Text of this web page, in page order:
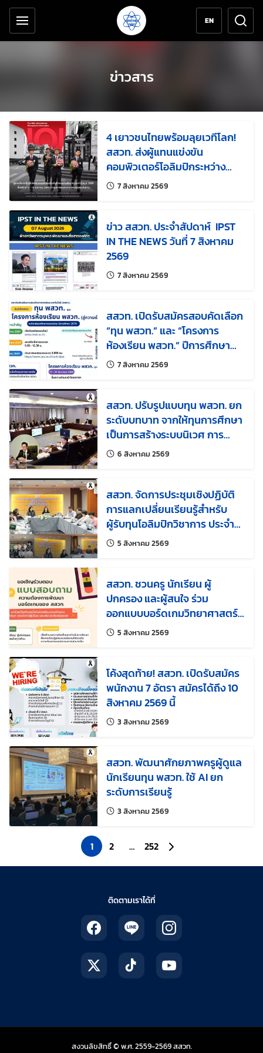
ข้ามไปยังเนื้อหาหลัก
เครื่องมือช่วยเหลือ
EN
ข่าวสาร
4 เยาวชนไทยพร้อมลุยเวทีโลก!
สสวท. ส่งผู้แทนแข่งขัน
คอมพิวเตอร์โอลิมปิกระหว่าง
ประเทศ ครั้งที่ 38
7 สิงหาคม 2569แก้ไขล่าสุดเมื่อ:
ข่าว สสวท. ประจำสัปดาห์ IPST
IN THE NEWS วันที่ 7 สิงหาคม
2569
7 สิงหาคม 2569แก้ไขล่าสุดเมื่อ:
สสวท. เปิดรับสมัครสอบคัดเลือก
“ทุน พสวท.” และ “โครงการ
ห้องเรียน พสวท.” ปีการศึกษา
2569 ชวน ม.3 ก้าวสู่เส้นทางนัก
7 สิงหาคม 2569แก้ไขล่าสุดเมื่อ:
สสวท. ปรับรูปแบบทุน พสวท. ยก
ระดับบทบาท จากให้ทุนการศึกษา
เป็นการสร้างระบบนิเวศ การ
พัฒนากำลังคนด้านวิทยาศาสตร์
6 สิงหาคม 2569แก้ไขล่าสุดเมื่อ:
สสวท. จัดการประชุมเชิงปฏิบัติ
การแลกเปลี่ยนเรียนรู้สำหรับ
ผู้รับทุนโอลิมปิกวิชาการ ประจำปี
25695 สิงหาคม 2569แก้ไขล่าสุดเมื่อ:
สสวท. ชวนครู นักเรียน ผู้
ปกครอง และผู้สนใจ ร่วม
ออกแบบบอร์ดเกมวิทยาศาสตร์
ตอบโจทย์การเรียนรู้ยุคใหม่ให้
5 สิงหาคม 2569แก้ไขล่าสุดเมื่อ:
โค้งสุดท้าย! สสวท. เปิดรับสมัคร
พนักงาน 7 อัตรา สมัครได้ถึง 10
สิงหาคม 2569 นี้
3 สิงหาคม 2569แก้ไขล่าสุดเมื่อ:
สสวท. พัฒนาศักยภาพครูผู้ดูแล
นักเรียนทุน พสวท. ใช้ AI ยก
ระดับการเรียนรู้
3 สิงหาคม 2569แก้ไขล่าสุดเมื่อ:
1 2 … 252 ไปยังหน้าถัดไป
ติดตามเราได้ที่
สงวนลิขสิทธิ์ © พ.ศ. 2559-2569สสวท.สถาบันส่งเสริมการสอ